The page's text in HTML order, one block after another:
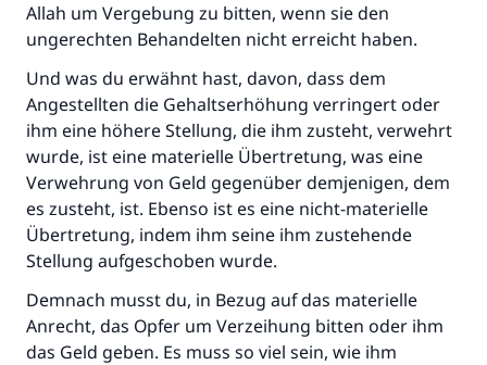
Allah um Vergebung zu bitten, wenn sie den
ungerechten Behandelten nicht erreicht haben.
Und was du erwähnt hast, davon, dass dem
Angestellten die Gehaltserhöhung verringert oder
ihm eine höhere Stellung, die ihm zusteht, verwehrt
wurde, ist eine materielle Übertretung, was eine
Verwehrung von Geld gegenüber demjenigen, dem
es zusteht, ist. Ebenso ist es eine nicht-materielle
Übertretung, indem ihm seine ihm zustehende
Stellung aufgeschoben wurde.
Demnach musst du, in Bezug auf das materielle
Anrecht, das Opfer um Verzeihung bitten oder ihm
das Geld geben. Es muss so viel sein, wie ihm